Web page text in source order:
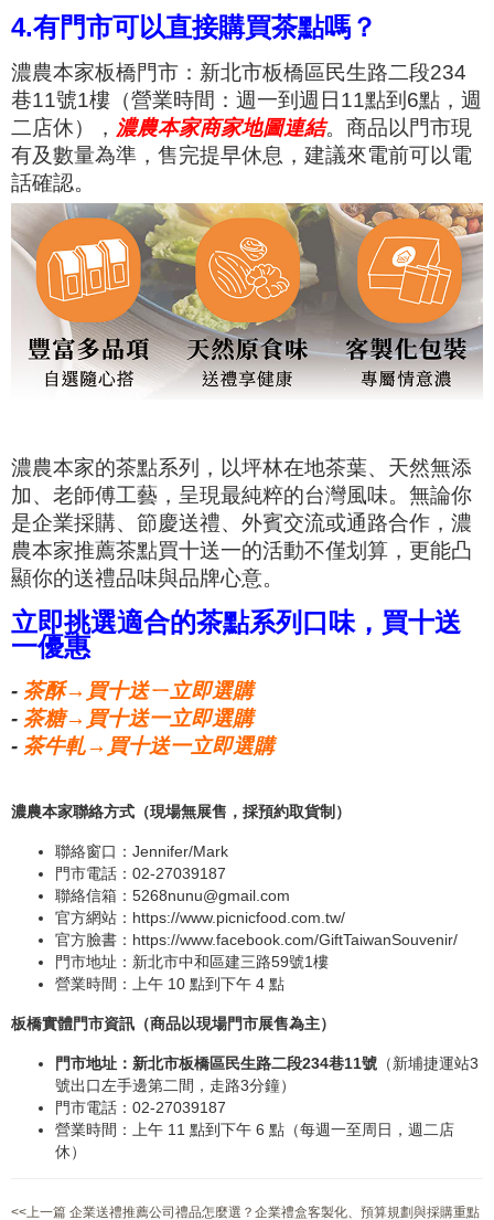
4.有門市可以直接購買茶點嗎？
濃農本家板橋門市：新北市板橋區民生路二段234
巷11號1樓（營業時間：週一到週日11點到6點，週
二店休）， 濃農本家商家地圖連結。商品以門市現
有及數量為準，售完提早休息，建議來電前可以電
話確認。
濃農本家的茶點系列，以坪林在地茶葉、天然無添
加、老師傅工藝，呈現最純粹的台灣風味。無論你
是企業採購、節慶送禮、外賓交流或通路合作，濃
農本家推薦茶點買十送一的活動不僅划算，更能凸
顯你的送禮品味與品牌心意。
立即挑選適合的茶點系列口味，買十送
一優惠
- 茶酥→買十送ㄧ立即選購
- 茶糖→買十送一立即選購
- 茶牛軋→買十送一立即選購
濃農本家聯絡方式（現場無展售，採預約取貨制）
聯絡窗口：Jennifer/Mark
門市電話：02-27039187
聯絡信箱： 5268nunu@gmail.com
官方網站： https://www.picnicfood.com.tw/
官方臉書： https://www.facebook.com/GiftTaiwanSouvenir/
門市地址：新北市中和區建三路59號1樓
營業時間：上午 10 點到下午 4 點
板橋實體門市資訊（商品以現場門市展售為主）
門市地址：新北市板橋區民生路二段234巷11號 （新埔捷運站3
號出口左手邊第二間，走路3分鐘）
門市電話：02-27039187
營業時間：上午 11 點到下午 6 點（每週一至周日，週二店
休）
<<上一篇 企業送禮推薦公司禮品怎麼選？企業禮盒客製化、預算規劃與採購重點